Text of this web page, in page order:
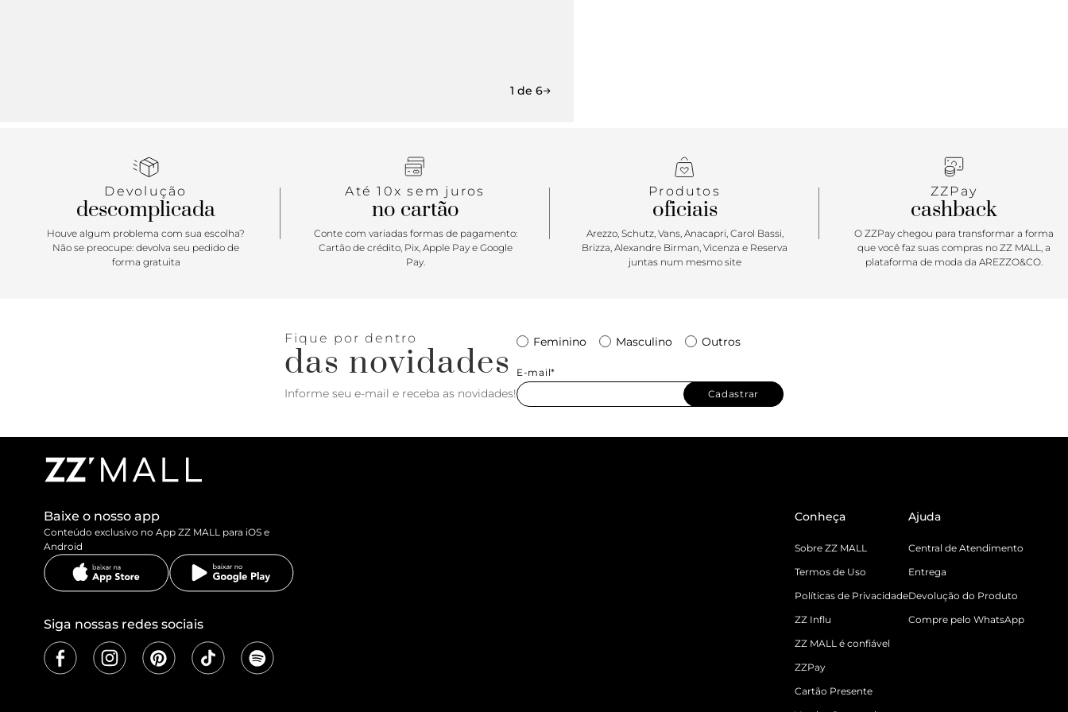
1 de 6
Devolução
descomplicada
Houve algum problema com sua escolha?
Não se preocupe: devolva seu pedido de
forma gratuita
Até 10x sem juros
no cartão
Conte com variadas formas de pagamento:
Cartão de crédito, Pix, Apple Pay e Google
Pay.
Produtos
oficiais
Arezzo, Schutz, Vans, Anacapri, Carol Bassi,
Brizza, Alexandre Birman, Vicenza e Reserva
juntas num mesmo site
ZZPay
cashback
O ZZPay chegou para transformar a forma
que você faz suas compras no ZZ MALL, a
plataforma de moda da AREZZO&CO.
Fique por dentro
das novidades
Informe seu e-mail e receba as novidades!
Feminino Masculino Outros
E-mail*
Cadastrar
Baixe o nosso app
Conteúdo exclusivo no App ZZ MALL para iOS e
Android
Siga nossas redes sociais
Conheça
Sobre ZZ MALL
Termos de Uso
Políticas de Privacidade
ZZ Influ
ZZ MALL é confiável
ZZPay
Cartão Presente
Ajuda
Central de Atendimento
Entrega
Devolução do Produto
Compre pelo WhatsApp